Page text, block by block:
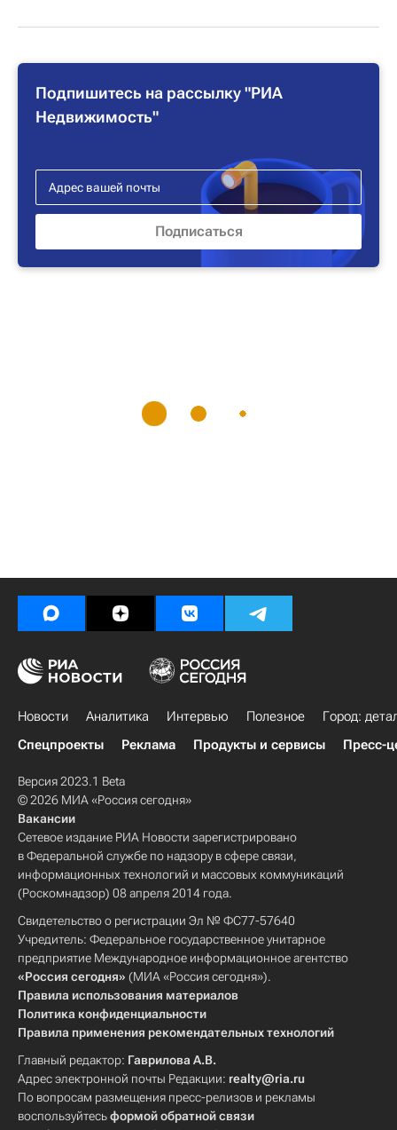
Подпишитесь на рассылку "РИА
Недвижимость"
Новости Аналитика Интервью Полезное
Город:
Спецпроекты
Реклама Продукты и сервисы Пресс-
Версия 2023.1 Beta
© 2026 МИА «Россия сегодня»
Вакансии
Сетевое издание РИА Новости зарегистрировано
в Федеральной службе по надзору в сфере связи,
информационных технологий и массовых коммуникаций
(Роскомнадзор) 08 апреля 2014 года.
Свидетельство о регистрации Эл № ФС77-57640
Учредитель: Федеральное государственное унитарное
предприятие Международное информационное агентство
«Россия сегодня» (МИА «Россия сегодня»).
Правила использования материалов
Политика конфиденциальности
Правила применения рекомендательных технологий
Главный редактор: Гаврилова А.В.
Адрес электронной почты Редакции: realty@ria.ru
По вопросам размещения пресс-релизов и рекламы
воспользуйтесьформой обратной связи